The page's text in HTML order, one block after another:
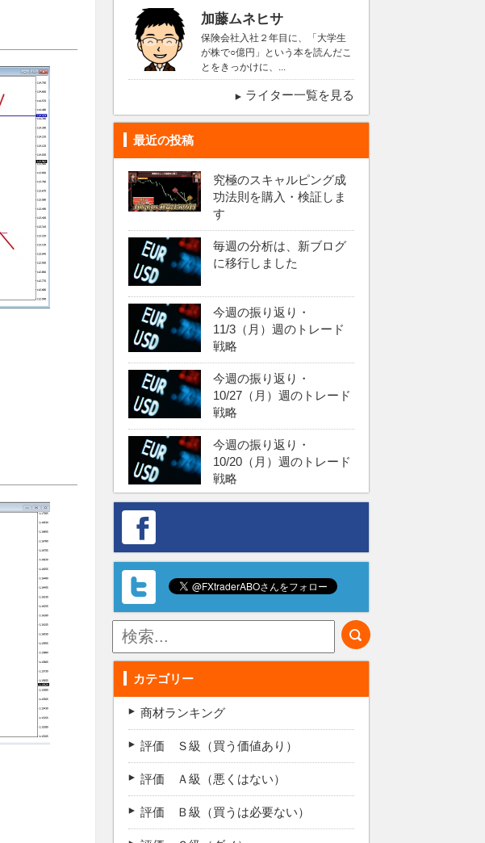
加藤ムネヒサ
保険会社入社２年目に、「大学生
が株で○億円」という本を読んだこ
とをきっかけに、...
ライター一覧を見る
最近の投稿
究極のスキャルピング成
功法則を購入・検証しま
す
毎週の分析は、新ブログ
に移行しました
今週の振り返り・
11/3（月）週のトレード
戦略
今週の振り返り・
10/27（月）週のトレード
戦略
今週の振り返り・
10/20（月）週のトレード
戦略
カテゴリー
商材ランキング
評価 Ｓ級（買う価値あり）
評価 Ａ級（悪くはない）
評価 Ｂ級（買うは必要ない）